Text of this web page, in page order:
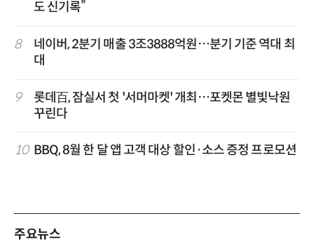
도 신기록”
8
네이버, 2분기 매출 3조3888억원…분기 기준 역대 최
대
9
롯데百, 잠실서 첫 '서머마켓' 개최…포켓몬 별빛낙원
꾸린다
10 BBQ, 8월 한 달 앱 고객 대상 할인·소스 증정 프로모션
주요뉴스